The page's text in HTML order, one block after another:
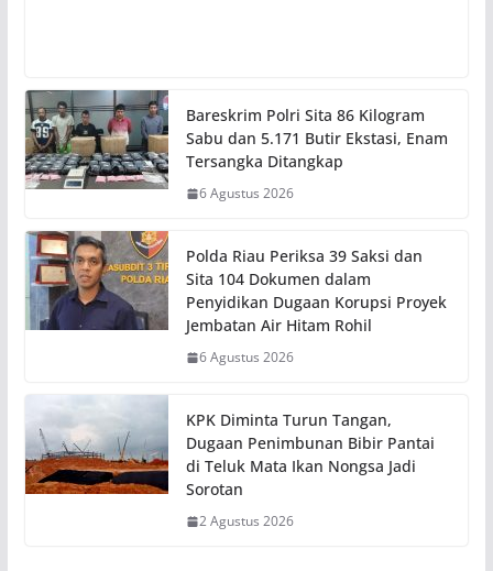
Bareskrim Polri Sita 86 Kilogram
Sabu dan 5.171 Butir Ekstasi, Enam
Tersangka Ditangkap
6 Agustus 2026
Polda Riau Periksa 39 Saksi dan
Sita 104 Dokumen dalam
Penyidikan Dugaan Korupsi Proyek
Jembatan Air Hitam Rohil
6 Agustus 2026
KPK Diminta Turun Tangan,
Dugaan Penimbunan Bibir Pantai
di Teluk Mata Ikan Nongsa Jadi
Sorotan
2 Agustus 2026